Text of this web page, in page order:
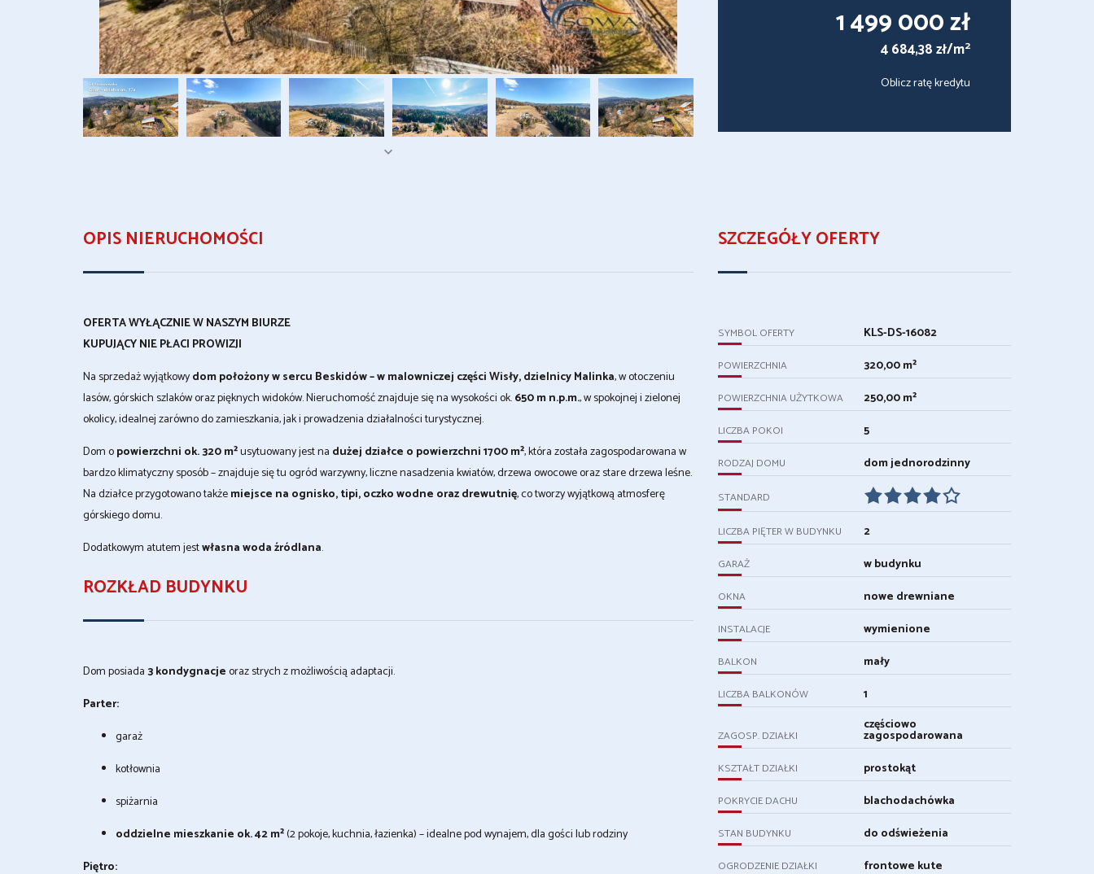
1 499 000 zł
4 684,38 zł/m2
Oblicz ratę kredytu
OPIS NIERUCHOMOŚCI
OFERTA WYŁĄCZNIE W NASZYM BIURZE
KUPUJĄCY NIE PŁACI PROWIZJI
Na sprzedaż wyjątkowydom położony w sercu Beskidów – w malowniczej części Wisły, dzielnicy Malinka, w otoczeniu
lasów, górskich szlaków oraz pięknych widoków. Nieruchomość znajduje się na wysokości ok.650 m n.p.m., w spokojnej i zielonej
okolicy, idealnej zarówno do zamieszkania, jak i prowadzenia działalności turystycznej.
Dom opowierzchni ok. 320 m²usytuowany jest na dużej działce o powierzchni 1700 m², która została zagospodarowana w
bardzo klimatyczny sposób – znajduje się tu ogród warzywny, liczne nasadzenia kwiatów, drzewa owocowe oraz stare drzewa leśne.
Na działce przygotowano takżemiejsce na ognisko, tipi, oczko wodne oraz drewutnię, co tworzy wyjątkową atmosferę
górskiego domu.
Dodatkowym atutem jestwłasna woda źródlana.
ROZKŁAD BUDYNKU
Dom posiada3 kondygnacjeoraz strych z możliwością adaptacji.
Parter:
garaż
kotłownia
spiżarnia
oddzielne mieszkanie ok. 42 m²(2 pokoje, kuchnia, łazienka) – idealne pod wynajem, dla gości lub rodziny
Piętro:
SZCZEGÓŁY OFERTY
SYMBOL OFERTY KLS-DS-16082
POWIERZCHNIA 320,00 m²
POWIERZCHNIA UŻYTKOWA 250,00 m²
LICZBA POKOI 5
RODZAJ DOMU dom jednorodzinny
STANDARD
LICZBA PIĘTER W BUDYNKU 2
GARAŻ w budynku
OKNA nowe drewniane
INSTALACJE wymienione
BALKON mały
LICZBA BALKONÓW 1
ZAGOSP. DZIAŁKI
częściowo
zagospodarowana
KSZTAŁT DZIAŁKI prostokąt
POKRYCIE DACHU blachodachówka
STAN BUDYNKU do odświeżenia
OGRODZENIE DZIAŁKI frontowe kute